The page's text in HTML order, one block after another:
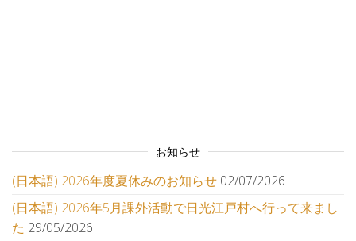
お知らせ
(日本語) 2026年度夏休みのお知らせ 02/07/2026
(日本語) 2026年5月課外活動で日光江戸村へ行って来まし
た 29/05/2026